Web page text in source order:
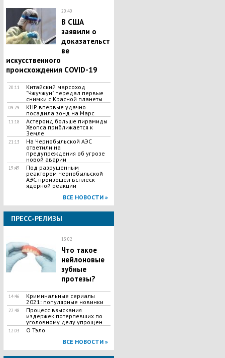
20:40
В США
заявили о
доказательст
ве
искусственного
происхождения COVID-19
20:11
Китайский марсоход
"Чжучжун" передал первые
снимки с Красной планеты
09:29
КНР впервые удачно
посадила зонд на Марс
11:18
Астероид больше пирамиды
Хеопса приближается к
Земле
21:13
На Чернобыльской АЭС
ответили на
предупреждения об угрозе
новой аварии
19:49
Под разрушенным
реактором Чернобыльской
АЭС произошел всплеск
ядерной реакции
ВСЕ НОВОСТИ »
ПРЕСС-РЕЛИЗЫ
13:02
Что такое
нейлоновые
зубные
протезы?
14:46
Криминальные сериалы
2021: популярные новинки
22:48
Процесс взыскания
издержек потерпевших по
уголовному делу упрощен
12:03
О Тэло
ВСЕ НОВОСТИ »